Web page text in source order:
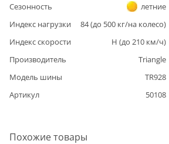
Сезонность
летние
Индекс нагрузки
84(до 500 кг/на колесо)
Индекс скорости
H (до 210 км/ч)
Производитель
Triangle
Модель шины
TR928
Артикул
50108
Похожие товары